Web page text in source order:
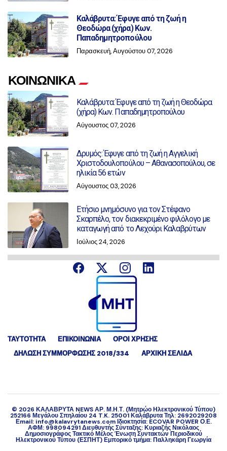
Καλάβρυτα: Έφυγε από τη ζωή η
Θεοδώρα (χήρα) Κων.
Παπαδημητροπούλου
Παρασκευή, Αυγούστου 07, 2026
ΚΟΙΝΩΝΙΚΑ
Καλάβρυτα: Έφυγε από τη ζωή η Θεοδώρα
(χήρα) Κων. Παπαδημητροπούλου
Αύγουστος 07, 2026
Δρυμός: Έφυγε από τη ζωή η Αγγελική
Χριστοδουλοπούλου – Αθανασοπούλου, σε
ηλικία 56 ετών
Αύγουστος 03, 2026
Ετήσιο μνημόσυνο για τον Στέφανο
Σκαρπέλο, τον διακεκριμένο φιλόλογο με
καταγωγή από το Λεχούρι Καλαβρύτων
Ιούλιος 24, 2026
ΤΑΥΤΟΤΗΤΑ ΕΠΙΚΟΙΝΩΝΙΑ
ΟΡΟΙ ΧΡΗΣΗΣ
ΔΉΛΩΣΗ ΣΥΜΜΌΡΦΩΣΗΣ 2018/334
ΑΡΧΙΚΗ ΣΕΛΙΔΑ
© 2026 ΚΑΛΑΒΡΥΤΑ NEWS ΑΡ. Μ.Η.Τ. (Μητρώο Ηλεκτρονικού Τύπου)
252166 Μεγάλου Σπηλαίου 24 T.K. 25001 Καλάβρυτα Τηλ: 2692029208
Εmail: info@kalavrytanews.com Ιδιοκτησία: ECOVAR POWER Ο.Ε.
ΑΦΜ: 998094291 Διευθυντής Σύνταξης: Κυριαζής Νικόλαος
Δημοσιογράφος Τακτικό Μέλος Ένωση Συντακτών Περιοδικού
Ηλεκτρονικού Τύπου (ΕΣΠΗΤ) Εμπορικό τμήμα: Παλληκάρη Γεωργία